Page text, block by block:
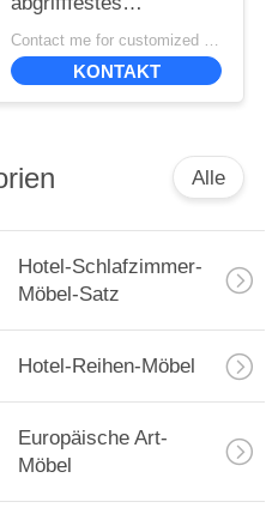
umweltfreundliches vorContact me for customized MOQ:10
KONTAKT
Alle
Hotel-Schlafzimmer-
Möbel-Satz
Hotel-Reihen-Möbel
Europäische Art-
Möbel